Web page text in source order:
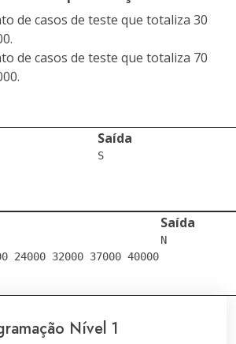
de casos de teste que totaliza 30
de casos de teste que totaliza 70
Saída
S
24000 32000 37000 40000
Saída
N
Nível 1